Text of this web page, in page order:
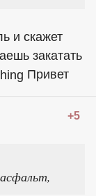
и скажет
закатать
Привет
+5